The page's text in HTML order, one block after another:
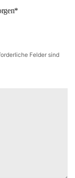
Felder sind